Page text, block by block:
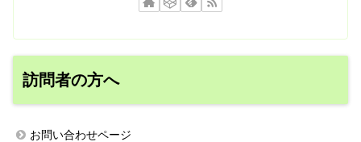
訪問者の方へ
お問い合わせページ